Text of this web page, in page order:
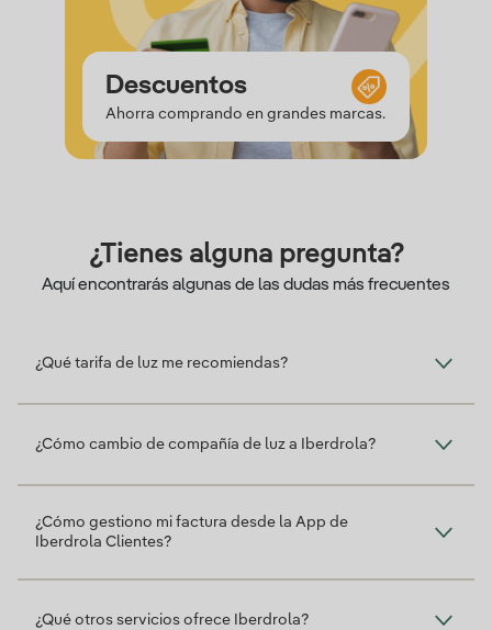
Saldo
Experiencias
Descuentos
Ahorra comprando en grandes marcas.
Saldo
¿Tienes alguna pregunta?
Aquí encontrarás algunas de las dudas más frecuentes
¿Qué tarifa de luz me recomiendas?
¿Cómo cambio de compañía de luz a Iberdrola?
¿Cómo gestiono mi factura desde la App de
Iberdrola Clientes?
¿Qué otros servicios ofrece Iberdrola?